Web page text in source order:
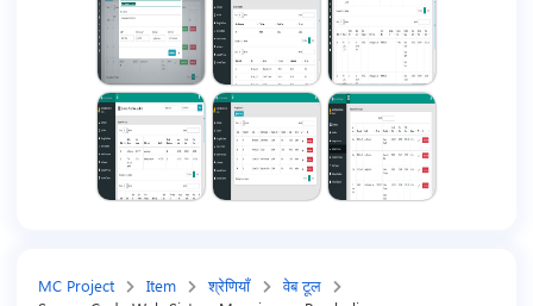
MC Project Item श्रेणियाँ
वेब टूल